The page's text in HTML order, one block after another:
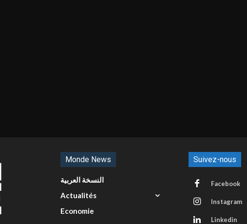
Monde News
النسخة العربية
Actualités
Economie
Suivez-nous
Facebook
Instagram
Linkedin